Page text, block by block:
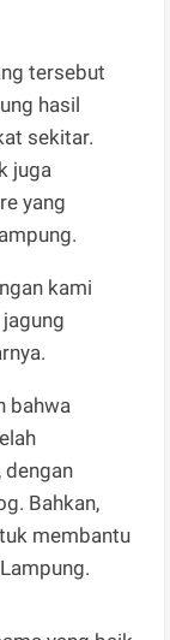
tersebut
hasil
sekitar.
juga
yang
kami
bahwa
dengan
Bahkan,
membantu